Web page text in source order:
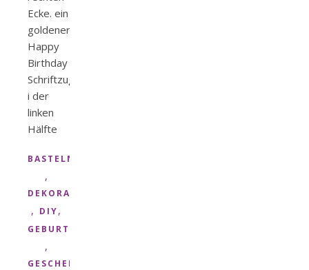
BASTELN
,
DEKORATION
, DIY,
GEBURTSTAG
,
GESCHENK